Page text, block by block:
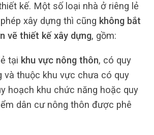
kế. Một số loại nhà ở riêng lẻ
xây dựng thì cũng không bắt
vẽ thiết kế xây dựng, gồm:
tại khu vực nông thôn, có quy
và thuộc khu vực chưa có quy
hoạch khu chức năng hoặc quy
dân cư nông thôn được phê